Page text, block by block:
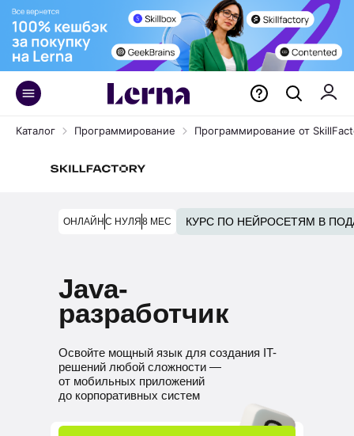
Каталог Программирование Программирование от
Java-
разработчик
Освойте мощный язык для создания IT-
решений любой сложности —
от мобильных приложений
до корпоративных систем
ОНЛАЙНС НУЛЯ8 МЕС КУРС ПО НЕЙРОСЕТЯМ В